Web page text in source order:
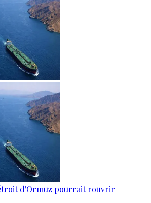
d'Ormuz pourrait rouvrir